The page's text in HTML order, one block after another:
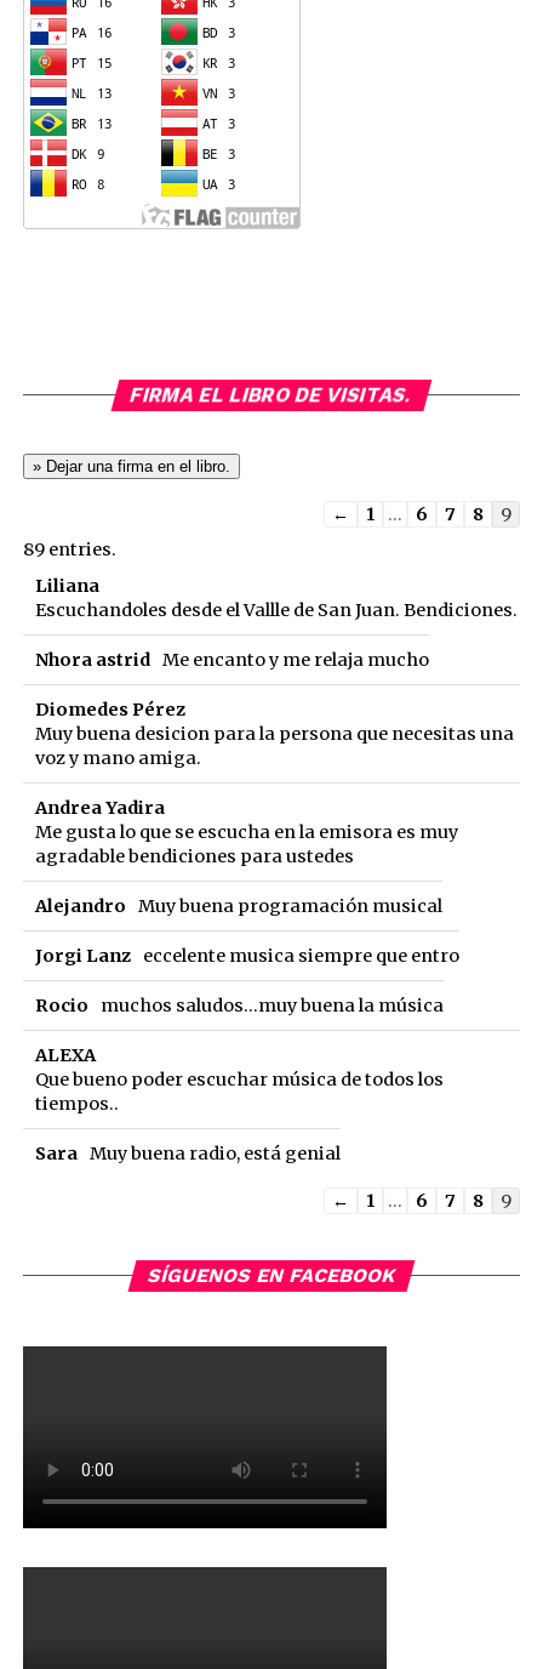
FIRMA EL LIBRO DE VISITAS.
Guestbook
← 1 ... 6 7 8
9
89 entries.
Liliana
Escuchandoles desde el Vallle de San Juan. Bendiciones.
Nhora astrid Me encanto y me relaja mucho
Diomedes Pérez
Muy buena desicion para la persona que necesitas una
voz y mano amiga.
Andrea Yadira
Me gusta lo que se escucha en la emisora es muy
agradable bendiciones para ustedes
Alejandro Muy buena programación musical
Jorgi Lanz eccelente musica siempre que entro
Rocio muchos saludos...muy buena la música
ALEXA
Que bueno poder escuchar música de todos los
tiempos..
Sara Muy buena radio, está genial
Guestbook
← 1 ... 6 7 8 9
SÍGUENOS EN FACEBOOK